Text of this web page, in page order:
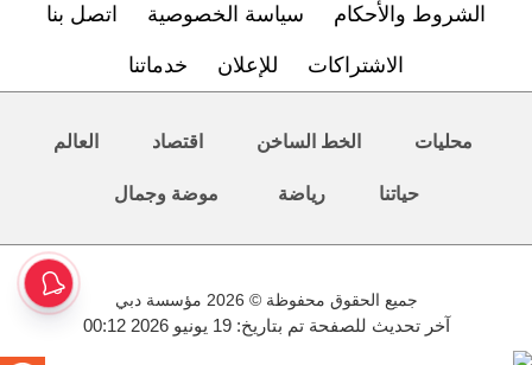
الشروط والأحكام سياسة الخصوصية اتصل بنا
الاشتراكات للإعلان خدماتنا
محليات الخط الساخن اقتصاد العالم
حياتنا رياضة موضة وجمال
جميع الحقوق محفوظة © 2026 مؤسسة دبي
آخر تحديث للصفحة تم بتاريخ: 19 يونيو 2026 00:12